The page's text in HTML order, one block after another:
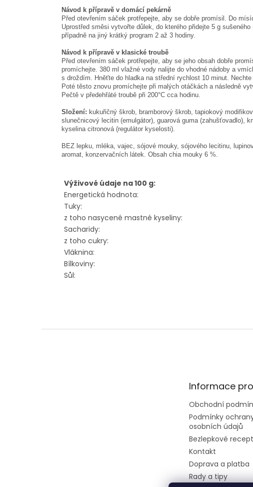
Návod k přípravě v domácí pekárně
Před otevřením sáček protřepejte, aby se dobře promísil. Do
Uprostřed směsi vytvořte důlek, do kterého přidejte 5 g
případně na jiný krátký program 2 až 3 hodiny.
Návod k přípravě v klasické troubě
Před otevřením sáček protřepejte, aby se jeho obsah dobře
promíchejte. 380 ml vlažné vody nalijte do vhodné nádoby a
s droždím. Hněťte do hladka na střední rychlost 10 minut.
Poté těsto znovu promíchejte při malých otáčkách a následně
Pečtě v předehřáté troubě při 200°C cca hodinu.
Složení: kukuřičný škrob, bramborový škrob, tapiokový
slunečnicový lecitin (emulgátor), guarová guma (zahušťovadlo),
kyselina citronová (regulátor kyselosti).
BEZ lepku, mléka, vajec, sójové mouky, sójového lecitinu,
aromat, konzervačních látek. Obsah chia mouky 6 %.
Výživové údaje na 100 g:
Energetická hodnota:
Tuky:
z toho nasycené mastné kyseliny:
Sacharidy:
z toho cukry:
Vláknina:
Bílkoviny:
Sůl:
Informace
Obchodní
Podmínky
osobních údajů
Bezlepkové
Kontakt
Doprava a platba
Rady a tipy